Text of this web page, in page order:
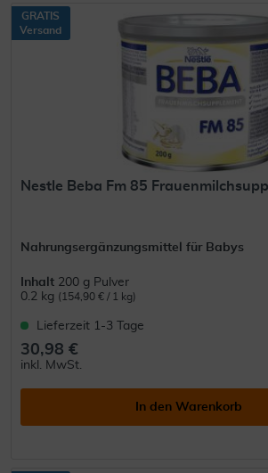
GRATIS
Versand
Nestle Beba Fm 85
Nahrungsergänzungsmittel für Babys
Inhalt 200 g Pulver
0.2 kg (154,90 € / 1 kg)
Lieferzeit 1-3 Tage
30,98 €
inkl. MwSt.
In den Warenkorb